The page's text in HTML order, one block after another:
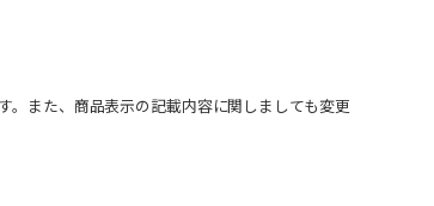
また、商品表示の記載内容に関しましても変更